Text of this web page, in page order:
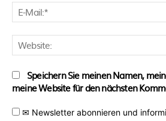
Speichern Sie meinen Namen,
meine Website für den nächsten
✉ Newsletter abonnieren und